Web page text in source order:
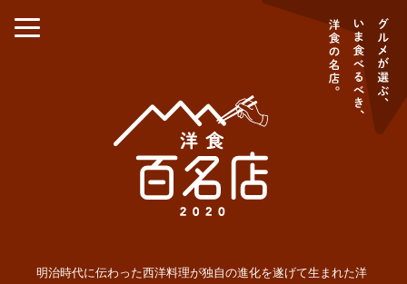
明治時代に伝わった西洋料理が独自の進化を遂げて生まれた洋